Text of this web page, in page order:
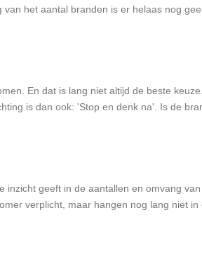
het aantal branden is er helaas nog
En dat is lang niet altijd de beste
is dan ook: 'Stop en denk na'. Is de
geeft in de aantallen en omvang
verplicht, maar hangen nog lang niet